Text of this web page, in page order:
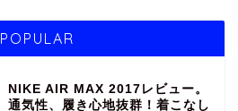
POPULAR
NIKE AIR MAX 2017レビュー。
通気性、履き心地抜群！着こなし